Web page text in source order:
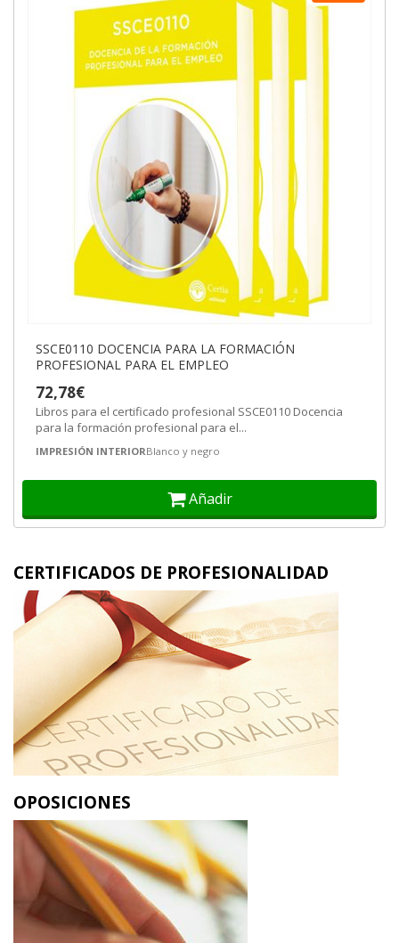
SSCE0110 DOCENCIA PARA LA FORMACIÓN
PROFESIONAL PARA EL EMPLEO
72,78€
Libros para el certificado profesional SSCE0110 Docencia
para la formación profesional para el...
IMPRESIÓN INTERIORBlanco y negro
Añadir
CERTIFICADOS DE PROFESIONALIDAD
OPOSICIONES